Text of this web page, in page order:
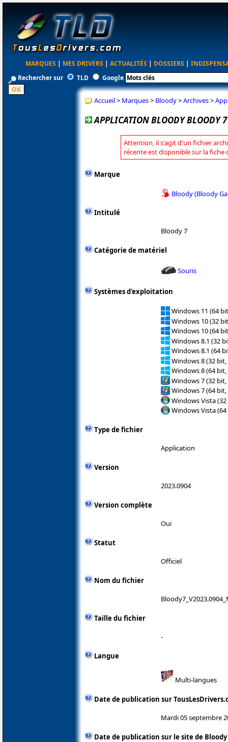
MARQUES | MES DRIVERS | ACTUALITÉS | DOSSIERS |
Rechercher sur
TLD Google
Accueil> Marques> Bloody>Archives>
APPLICATION BLOODY BLOODY
Attention, il s'agit d'un fichier
récente est disponible sur la fiche
Marque
Bloody (Bloody
Intitulé
Bloody 7
Catégorie de matériel
Souris
Systèmes d'exploitation
Windows 11 (64
Windows 10 (32
Windows 10 (64
Windows 8.1 (32
Windows 8.1 (64
Windows 8 (32 bit,
Windows 8 (64 bit,
Windows 7 (32 bit,
Windows 7 (64 bit,
Windows Vista
Windows Vista
Type de fichier
Application
Version
2023.0904
Version complète
Oui
Statut
Officiel
Nom du fichier
Taille du fichier
-
Langue
Multi-langues
Date de publication sur
Mardi 05 septembre
Date de publication sur le site de Bloody